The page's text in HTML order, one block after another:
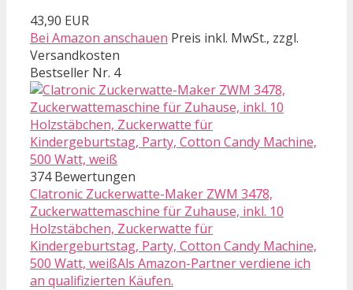
43,90 EUR
Bei Amazon anschauen Preis inkl. MwSt., zzgl.
Versandkosten
Bestseller Nr. 4
374 Bewertungen
Clatronic Zuckerwatte-Maker ZWM 3478,
Zuckerwattemaschine für Zuhause, inkl. 10
Holzstäbchen, Zuckerwatte für
Kindergeburtstag, Party, Cotton Candy Machine,
500 Watt, weißAls Amazon-Partner verdiene ich
an qualifizierten Käufen.